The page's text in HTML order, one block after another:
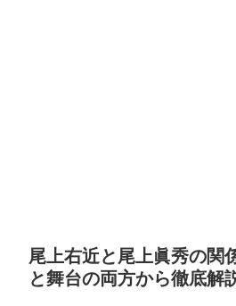
尾上右近と尾上眞秀の関
と舞台の両方から徹底解